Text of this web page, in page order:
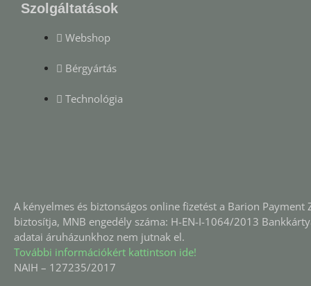
Szolgáltatások
Webshop
Bérgyártás
Technológia
A kényelmes és biztonságos online fizetést a Barion Payment
biztosítja, MNB engedély száma: H-EN-I-1064/2013
adatai áruházunkhoz nem jutnak el.
További információkért kattintson ide!
NAIH – 127235/2017